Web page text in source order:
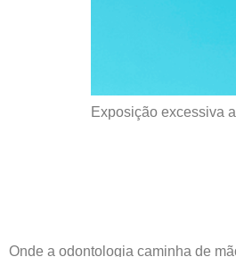
Exposição excessiva
Onde a odontologia caminha de